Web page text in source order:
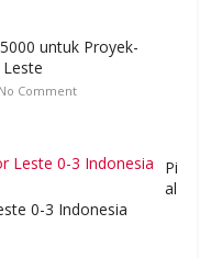
untuk Proyek-
No Comment
Pi
al
0-3 Indonesia